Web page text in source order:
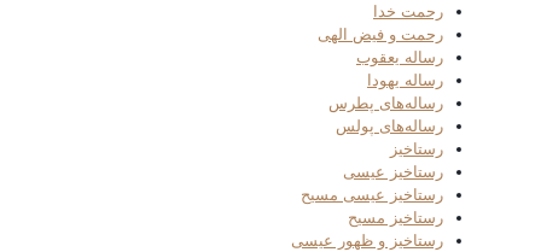
رحمت خدا
رحمت و فیض الهی
رساله یعقوب
رساله یهودا
رساله‌های پطرس
رساله‌های پولس
رستاخیز
رستاخیز عیسی
رستاخیز عیسی مسیح
رستاخیز مسیح
رستاخیز و ظهور عیسی